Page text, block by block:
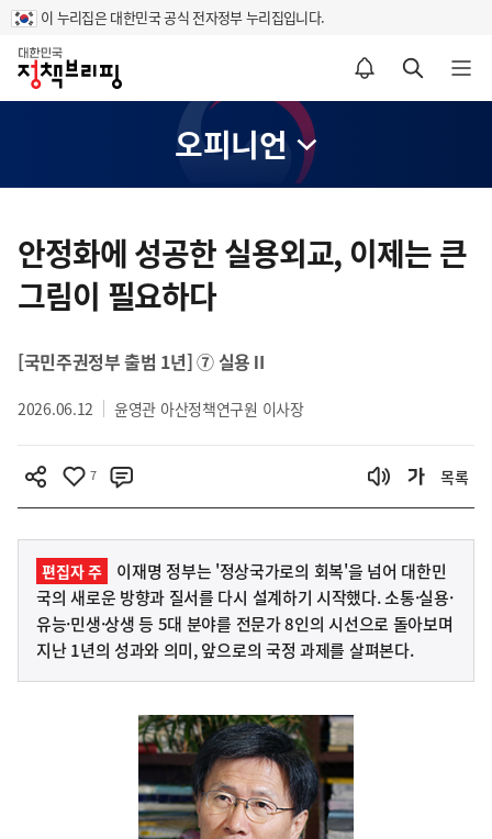
이 누리집은 대한민국 공식 전자정부 누리집입니다.
홈
알림설정 바로가기 검색 바로가기 메뉴 열기
오피니언
텐
츠
영
안정화에 성공한 실용외교, 이제는 큰
그림이 필요하다
[국민주권정부 출범 1년] ⑦ 실용Ⅱ
2026.06.12 윤영관 아산정책연구원 이사장
7 목록
편집자 주
이재명 정부는 '정상국가로의 회복'을 넘어 대한민
국의 새로운 방향과 질서를 다시 설계하기 시작했다. 소통·실용·
유능·민생·상생 등 5대 분야를 전문가 8인의 시선으로 돌아보며
지난 1년의 성과와 의미, 앞으로의 국정 과제를 살펴본다.